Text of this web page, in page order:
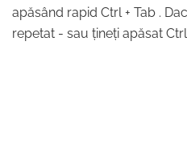
apăsând rapid Ctrl + Tab .
repetat - sau țineți apăsat